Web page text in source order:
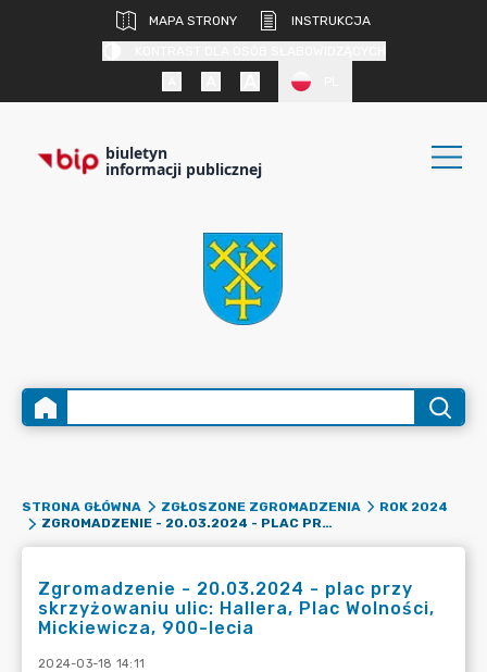
MAPA STRONY
INSTRUKCJA
biuletyn
informacji publicznej
STRONA GŁÓWNA ZGŁOSZONE ZGROMADZENIA
ROK 2024
ZGROMADZENIE - 20.03.2024 - PLAC PRZY SKRZYŻOWANIU ULIC: HALLERA, PLAC WOLNOŚCI, MICKIEWICZA, 900-LECIA
Zgromadzenie - 20.03.2024 - plac przy
skrzyżowaniu ulic: Hallera, Plac Wolności,
Mickiewicza, 900-lecia
2024-03-18 14:11